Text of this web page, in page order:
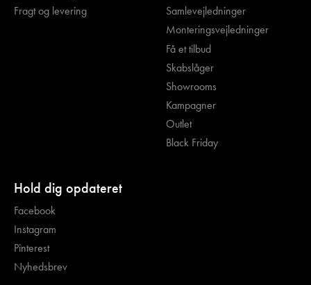
Fragt og levering
Samlevejledninger
Monteringsvejledninger
Få et tilbud
Skabslåger
Showrooms
Kampagner
Outlet
Black Friday
Hold dig opdateret
Facebook
Instagram
Pinterest
Nyhedsbrev